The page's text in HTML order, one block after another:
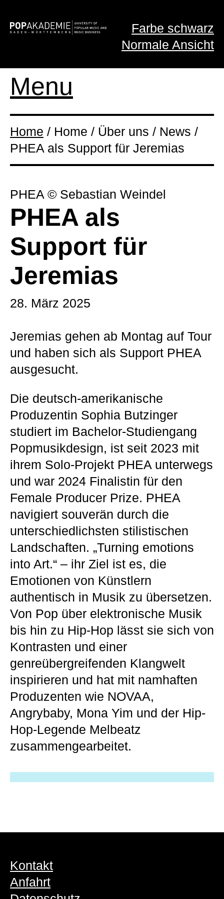
Farbe schwarz
Normale Ansicht
Menu
Home / Home / Über uns / News /
PHEA als Support für Jeremias
PHEA © Sebastian Weindel
PHEA als
Support für
Jeremias
28. März 2025
Jeremias gehen ab Montag auf Tour
und haben sich als Support PHEA
ausgesucht.
Die deutsch-amerikanische
Produzentin Sophia Butzinger
studiert im Bachelor-Studiengang
Popmusikdesign, ist seit 2023 mit
ihrem Solo-Projekt PHEA unterwegs
und war 2024 Finalistin für den
Female Producer Prize. PHEA
navigiert souverän durch die
unterschiedlichsten stilistischen
Landschaften. „Turning emotions
into Art.“ – ihr Ziel ist es, die
Emotionen von Künstlern
authentisch in Musik zu übersetzen.
Von Pop über elektronische Musik
bis hin zu Hip-Hop lässt sie sich von
Kontrasten und einer
genreübergreifenden Klangwelt
inspirieren und hat mit namhaften
Produzenten wie NOVAA,
Angrybaby, Mona Yim und der Hip-
Hop-Legende Melbeatz
zusammengearbeitet.
Kontakt
Anfahrt